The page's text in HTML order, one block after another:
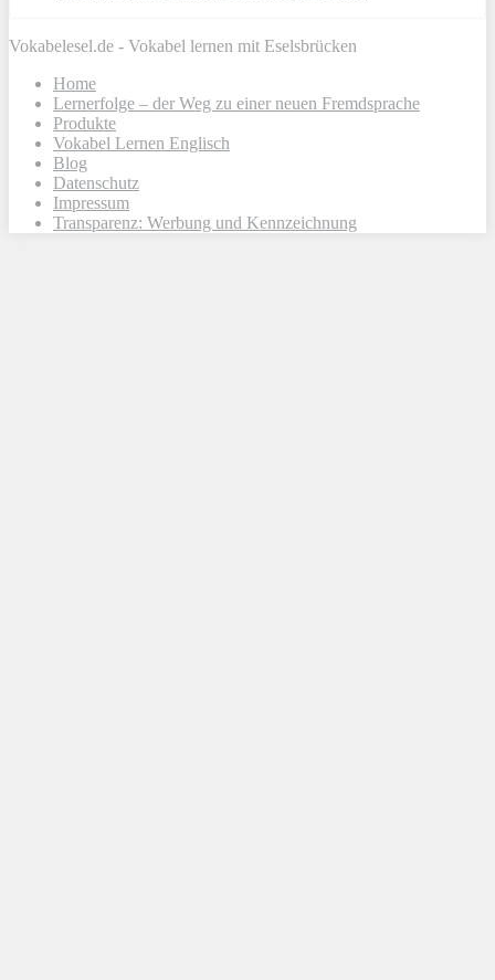
Vokabelesel.de - Vokabel lernen mit Eselsbrücken
Home
Lernerfolge – der Weg zu einer neuen Fremdsprache
Produkte
Vokabel Lernen Englisch
Blog
Datenschutz
Impressum
Transparenz: Werbung und Kennzeichnung